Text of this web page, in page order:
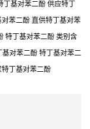
丁基对苯二酚 供应特丁
苯二酚 直供特丁基对苯
特丁基对苯二酚 类别含
对苯二酚 特丁基对苯二
丁基对苯二酚